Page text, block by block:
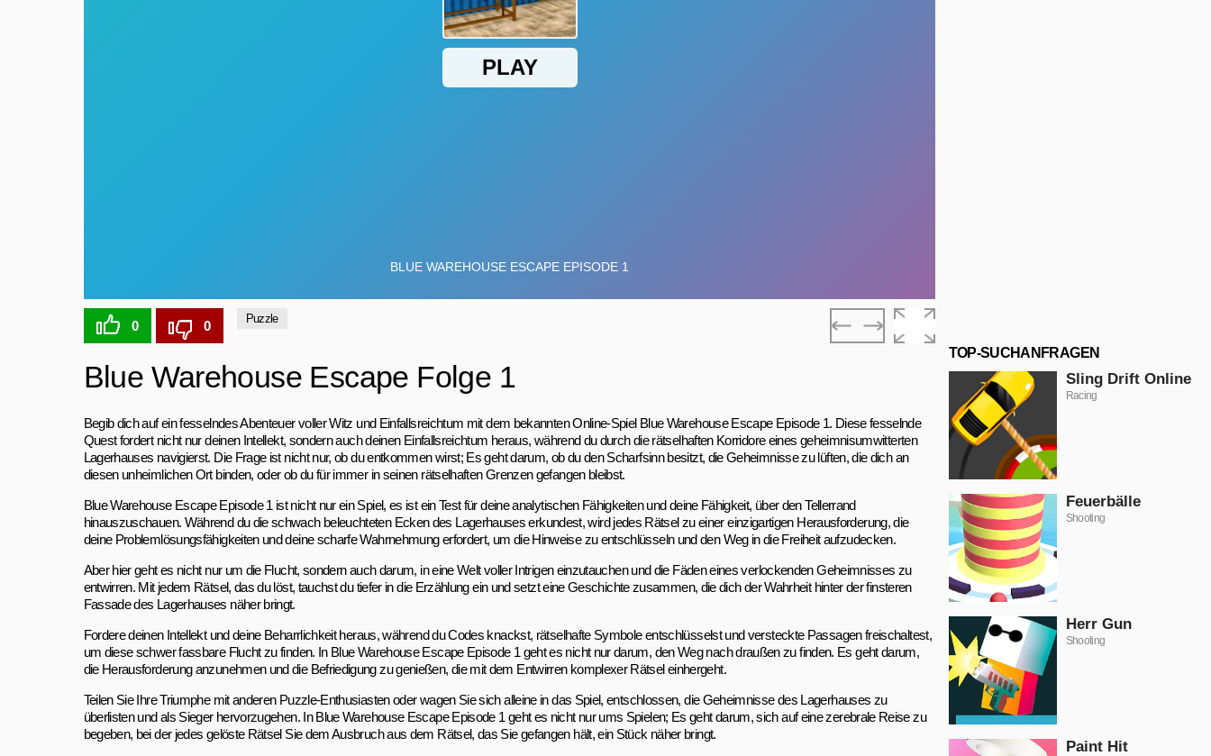
0 0 Puzzle
Blue Warehouse Escape Folge 1
Begib dich auf ein fesselndes Abenteuer voller Witz und Einfallsreichtum mit dem bekannten Online-Spiel Blue Warehouse Escape Episode 1. Diese fesselnde
Quest fordert nicht nur deinen Intellekt, sondern auch deinen Einfallsreichtum heraus, während du durch die rätselhaften Korridore eines geheimnisumwitterten
Lagerhauses navigierst. Die Frage ist nicht nur, ob du entkommen wirst; Es geht darum, ob du den Scharfsinn besitzt, die Geheimnisse zu lüften, die dich an
diesen unheimlichen Ort binden, oder ob du für immer in seinen rätselhaften Grenzen gefangen bleibst.
Blue Warehouse Escape Episode 1 ist nicht nur ein Spiel, es ist ein Test für deine analytischen Fähigkeiten und deine Fähigkeit, über den Tellerrand
hinauszuschauen. Während du die schwach beleuchteten Ecken des Lagerhauses erkundest, wird jedes Rätsel zu einer einzigartigen Herausforderung, die
deine Problemlösungsfähigkeiten und deine scharfe Wahrnehmung erfordert, um die Hinweise zu entschlüsseln und den Weg in die Freiheit aufzudecken.
Aber hier geht es nicht nur um die Flucht, sondern auch darum, in eine Welt voller Intrigen einzutauchen und die Fäden eines verlockenden Geheimnisses zu
entwirren. Mit jedem Rätsel, das du löst, tauchst du tiefer in die Erzählung ein und setzt eine Geschichte zusammen, die dich der Wahrheit hinter der finsteren
Fassade des Lagerhauses näher bringt.
Fordere deinen Intellekt und deine Beharrlichkeit heraus, während du Codes knackst, rätselhafte Symbole entschlüsselst und versteckte Passagen freischaltest,
um diese schwer fassbare Flucht zu finden. In Blue Warehouse Escape Episode 1 geht es nicht nur darum, den Weg nach draußen zu finden. Es geht darum,
die Herausforderung anzunehmen und die Befriedigung zu genießen, die mit dem Entwirren komplexer Rätsel einhergeht.
Teilen Sie Ihre Triumphe mit anderen Puzzle-Enthusiasten oder wagen Sie sich alleine in das Spiel, entschlossen, die Geheimnisse des Lagerhauses zu
überlisten und als Sieger hervorzugehen. In Blue Warehouse Escape Episode 1 geht es nicht nur ums Spielen; Es geht darum, sich auf eine zerebrale Reise zu
begeben, bei der jedes gelöste Rätsel Sie dem Ausbruch aus dem Rätsel, das Sie gefangen hält, ein Stück näher bringt.
TOP-SUCHANFRAGEN
Sling Drift Online
Racing
Feuerbälle
Shooting
Herr Gun
Shooting
Paint Hit